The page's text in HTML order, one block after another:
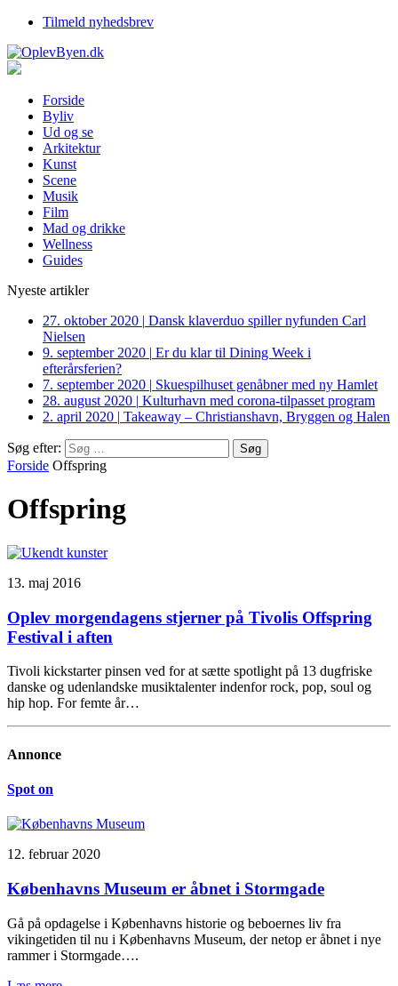
Tilmeld nyhedsbrev
Forside
Byliv
Ud og se
Arkitektur
Kunst
Scene
Musik
Film
Mad og drikke
Wellness
Guides
Nyeste artikler
27. oktober 2020 | Dansk klaverduo spiller nyfunden Carl
Nielsen
9. september 2020 | Er du klar til Dining Week i
efterårsferien?
7. september 2020 | Skuespilhuset genåbner med ny Hamlet
28. august 2020 | Kulturhavn med corona-tilpasset program
2. april 2020 | Takeaway – Christianshavn, Bryggen og Halen
Søg efter:
Forside Offspring
Offspring
13. maj 2016
Oplev morgendagens stjerner på Tivolis Offspring
Festival i aften
Tivoli kickstarter pinsen ved for at sætte spotlight på 13 dugfriske
danske og udenlandske musiktalenter indenfor rock, pop, soul og
hip hop. For femte år…
Annonce
Spot on
12. februar 2020
Københavns Museum er åbnet i Stormgade
Gå på opdagelse i Københavns historie og beboernes liv fra
vikingetiden til nu i Københavns Museum, der netop er åbnet i nye
rammer i Stormgade….